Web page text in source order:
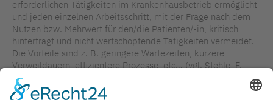
erforderlichen Tätigkeiten im Krankenhausbetrieb ermöglicht
und jeden einzelnen Arbeitsschritt, mit der Frage nach dem
Nutzen bzw. Mehrwert für den/die Patienten/-in, kritisch
hinterfragt und nicht wertschöpfende Tätigkeiten vermeidet.
Die Vorteile sind z. B. geringere Wartezeiten, kürzere
Verweildauern, effizientere Prozesse, etc… (vgl. Stehle, F.,
2022: Lean Hospital Prozessoptimierung Krankenhaus:
Abläufe auf Notaufnahme, Stationen und Ambulanzen
verbessern durch Lean Management Ansatz. Online: